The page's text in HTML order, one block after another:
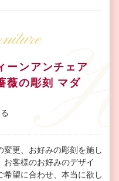
ーンアンチェア
薇の彫刻 マダ
変更、お好みの彫刻を施し
お客様のお好みのデザイ
希望に合わせ、本当に欲し